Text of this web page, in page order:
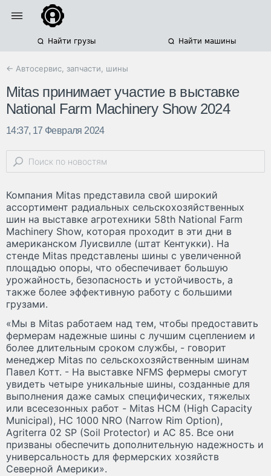
Найти грузы Найти машины
← Автосервис, запчасти, шины
Mitas принимает участие в выставке
National Farm Machinery Show 2024
14:37, 17 Февраля 2024
Компания Mitas представила свой широкий
ассортимент радиальных сельскохозяйственных
шин на выставке агротехники 58th National Farm
Machinery Show, которая проходит в эти дни в
американском Луисвилле (штат Кентукки). На
стенде Mitas представлены шины с увеличенной
площадью опоры, что обеспечивает большую
урожайность, безопасность и устойчивость, а
также более эффективную работу с большими
грузами.
«Мы в Mitas работаем над тем, чтобы предоставить
фермерам надежные шины с лучшим сцеплением и
более длительным сроком службы, - говорит
менеджер Mitas по сельскохозяйственным шинам
Павел Котт. - На выставке NFMS фермеры смогут
увидеть четыре уникальные шины, созданные для
выполнения даже самых специфических, тяжелых
или всесезонных работ - Mitas HCM (High Capacity
Municipal), HC 1000 NRO (Narrow Rim Option),
Agriterra 02 SP (Soil Protector) и AC 85. Все они
призваны обеспечить дополнительную надежность и
универсальность для фермерских хозяйств
Северной Америки».